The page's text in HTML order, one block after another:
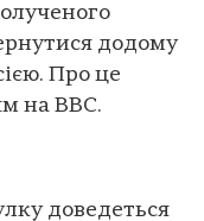
додому
Про це
на BBC.
доведеться